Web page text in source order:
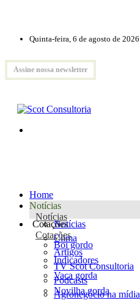
Quinta-feira, 6 de agosto de 2026
Assine nossa newsletter
Home
Notícias
Notícias
Notícias
Clima
Artigos
TV Scot Consultoria
Podcasts
Agronegócio na mídia
Cotações
Cotações
Boi gordo
Indicadores
Vaca gorda
Novilha gorda